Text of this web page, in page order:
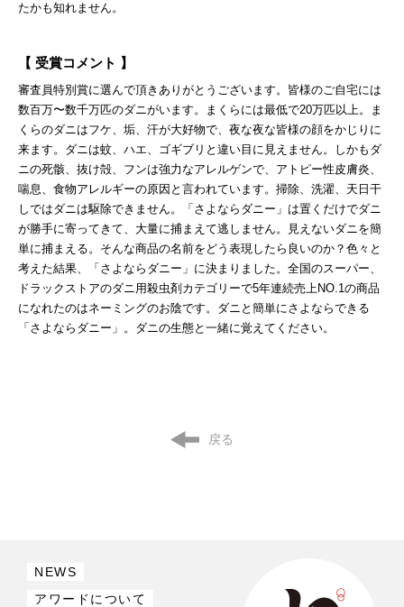
たかも知れません。
【 受賞コメント 】
審査員特別賞に選んで頂きありがとうございます。皆様のご自宅には
数百万〜数千万匹のダニがいます。まくらには最低で20万匹以上。ま
くらのダニはフケ、垢、汗が大好物で、夜な夜な皆様の顔をかじりに
来ます。ダニは蚊、ハエ、ゴギブリと違い目に見えません。しかもダ
ニの死骸、抜け殻、フンは強力なアレルゲンで、アトピー性皮膚炎、
喘息、食物アレルギーの原因と言われています。掃除、洗濯、天日干
しではダニは駆除できません。「さよならダニー」は置くだけでダニ
が勝手に寄ってきて、大量に捕まえて逃しません。見えないダニを簡
単に捕まえる。そんな商品の名前をどう表現したら良いのか？色々と
考えた結果、「さよならダニー」に決まりました。全国のスーパー、
ドラックストアのダニ用殺虫剤カテゴリーで5年連続売上NO.1の商品
になれたのはネーミングのお陰です。ダニと簡単にさよならできる
「さよならダニー」。ダニの生態と一緒に覚えてください。
戻る
NEWS
アワードについて